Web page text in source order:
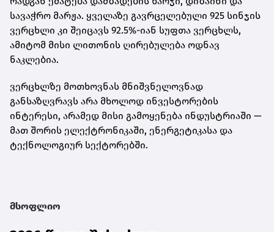
სავაჭრო მარჟა. ყველაზე გავრცელებული 925 სინჯის
ვერცხლი კი შეიცავს 92.5%-იან სუფთა ვერცხლს,
ამიტომ მისი ლითონის ღირებულება ოდნავ
ნაკლებია.
ვერცხლზე მოთხოვნას მნიშვნელოვნად
განსაზღვრავს არა მხოლოდ ინვესტორების
ინტერესი, არამედ მისი გამოყენება ინდუსტრიაში —
მათ შორის ელექტრონიკაში, ენერგეტიკასა და
ტექნოლოგიურ სექტორებში.
მსოფლიო